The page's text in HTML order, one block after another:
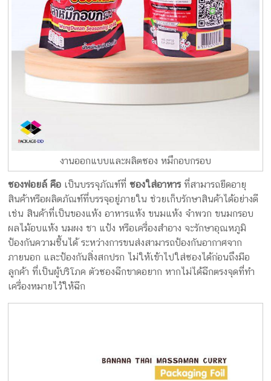
งานออกแบบและผลิตซอง หมึกอบกรอบ
ซองฟอยล์ คือ เป็นบรรจุภัณฑ์ที่ซองใส่อาหารที่สามารถยืดอายุ
สินค้าหรือผลิตภัณฑ์ที่บรรจุอยู่ภายใน ช่วยเก็บรักษาสินค้าได้อย่างดี
เช่น สินค้าที่เป็นของแห้ง อาหารแห้ง ขนมแห้ง จำพวก ขนมกรอบ
ผลไม้อบแห้ง นมผง ชา แป้ง หรือเครื่องสำอาง จะรักษาอุณหภูมิ
ป้องกันความชื้นได้ ระหว่างการขนส่งสามารถป้องกันอากาศจาก
ภายนอก และป้องกันสิ่งสกปรก ไม่ให้เข้าไปใส่ซองได้ก่อนถึงมือ
ลูกค้า ที่เป็นผู้บริโภค ตัวซองฉีกขาดอยาก หากไม่ได้ฉีกตรงจุดที่ทำ
เครื่องหมายไว้ให้ฉีก